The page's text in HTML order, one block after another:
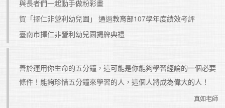
與長者們一起動手做粉彩畫
賀「擇仁非營利幼兒園」 通過教育部107學年度績效考評
臺南市擇仁非營利幼兒園揭牌典禮
善於運用你生命的五分鐘，這可能是你能夠學習經論的一個必要
真如老師